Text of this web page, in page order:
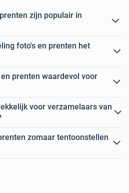
zijn populair in
foto's en prenten het
prenten waardevol voor
voor verzamelaars van
zomaar tentoonstellen